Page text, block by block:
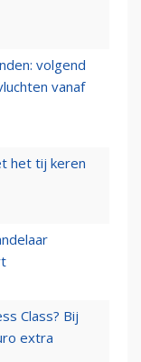
volgend
vanaf
het tij keren
Class? Bij
extra